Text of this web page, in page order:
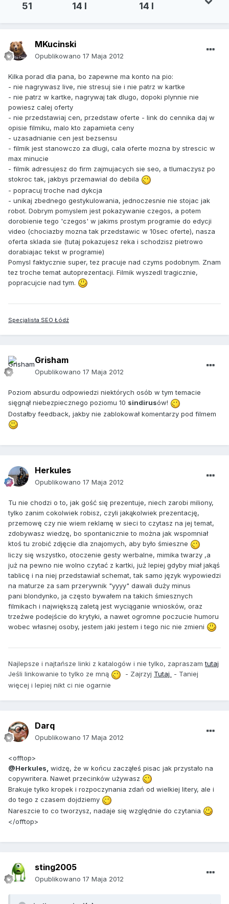
51 14 l 14 l
MKucinski
Opublikowano 17 Maja 2012
Kilka porad dla pana, bo zapewne ma konto na pio:
- nie nagrywasz live, nie stresuj sie i nie patrz w kartke
- nie patrz w kartke, nagrywaj tak dlugo, dopoki plynnie nie
powiesz calej oferty
- nie przedstawiaj cen, przedstaw oferte - link do cennika daj w
opisie filmiku, malo kto zapamieta ceny
- uzasadnianie cen jest bezsensu
- filmik jest stanowczo za dlugi, cala oferte mozna by strescic w
max minucie
- filmik adresujesz do firm zajmujacych sie seo, a tlumaczysz po
stokroc tak, jakbys przemawial do debila
- popracuj troche nad dykcja
- unikaj zbednego gestykulowania, jednoczesnie nie stojac jak
robot. Dobrym pomyslem jest pokazywanie czegos, a potem
dorobienie tego 'czegos' w jakims prostym programie do edycji
video (chociazby mozna tak przedstawic w 10sec oferte), nasza
oferta sklada sie (tutaj pokazujesz reka i schodzisz pietrowo
dorabiajac tekst w programie)
Pomysl faktycznie super, tez pracuje nad czyms podobnym. Znam
tez troche temat autoprezentacji. Filmik wyszedl tragicznie,
popracujcie nad tym.
Specjalista SEO Łódź
Grisham
Opublikowano 17 Maja 2012
Poziom absurdu odpowiedzi niektórych osób w tym temacie
sięgnął niebezpiecznego poziomu 10 sindirusów!
Dostałby feedback, jakby nie zablokował komentarzy pod filmem
Herkules
Opublikowano 17 Maja 2012
Tu nie chodzi o to, jak gość się prezentuje, niech zarobi miliony,
tylko zanim cokolwiek robisz, czyli jakąkolwiek prezentację,
przemowę czy nie wiem reklamę w sieci to czytasz na jej temat,
zdobywasz wiedzę, bo spontanicznie to można jak wspomniał
ktoś tu zrobić zdjęcie dla znajomych, aby było śmieszne
liczy się wszystko, otoczenie gesty werbalne, mimika twarzy ,a
już na pewno nie wolno czytać z kartki, już lepiej gdyby miał jakąś
tablicę i na niej przedstawiał schemat, tak samo język wypowiedzi
na maturze za sam przerywnik "yyyy" dawali duży minus
pani blondynko, ja często bywałem na takich śmiesznych
filmikach i największą zaletą jest wyciąganie wniosków, oraz
trzeźwe podejście do krytyki, a nawet ogromne poczucie humoru
wobec własnej osoby, jestem jaki jestem i tego nic nie zmieni
Najlepsze i najtańsze linki z katalogów i nie tylko, zapraszamtutaj
Jeśli linkowanie to tylko ze mną
- Zajrzyj Tutaj
- Taniej
więcej i lepiej nikt ci nie ogarnie
Darq
Opublikowano 17 Maja 2012
<offtop>
@Herkules, widzę, że w końcu zacząłeś pisac jak przystało na
copywritera. Nawet przecinków używasz
Brakuje tylko kropek i rozpoczynania zdań od wielkiej litery, ale i
do tego z czasem dojdziemy
Nareszcie to co tworzysz, nadaje się względnie do czytania
</offtop>
sting2005
Opublikowano 17 Maja 2012